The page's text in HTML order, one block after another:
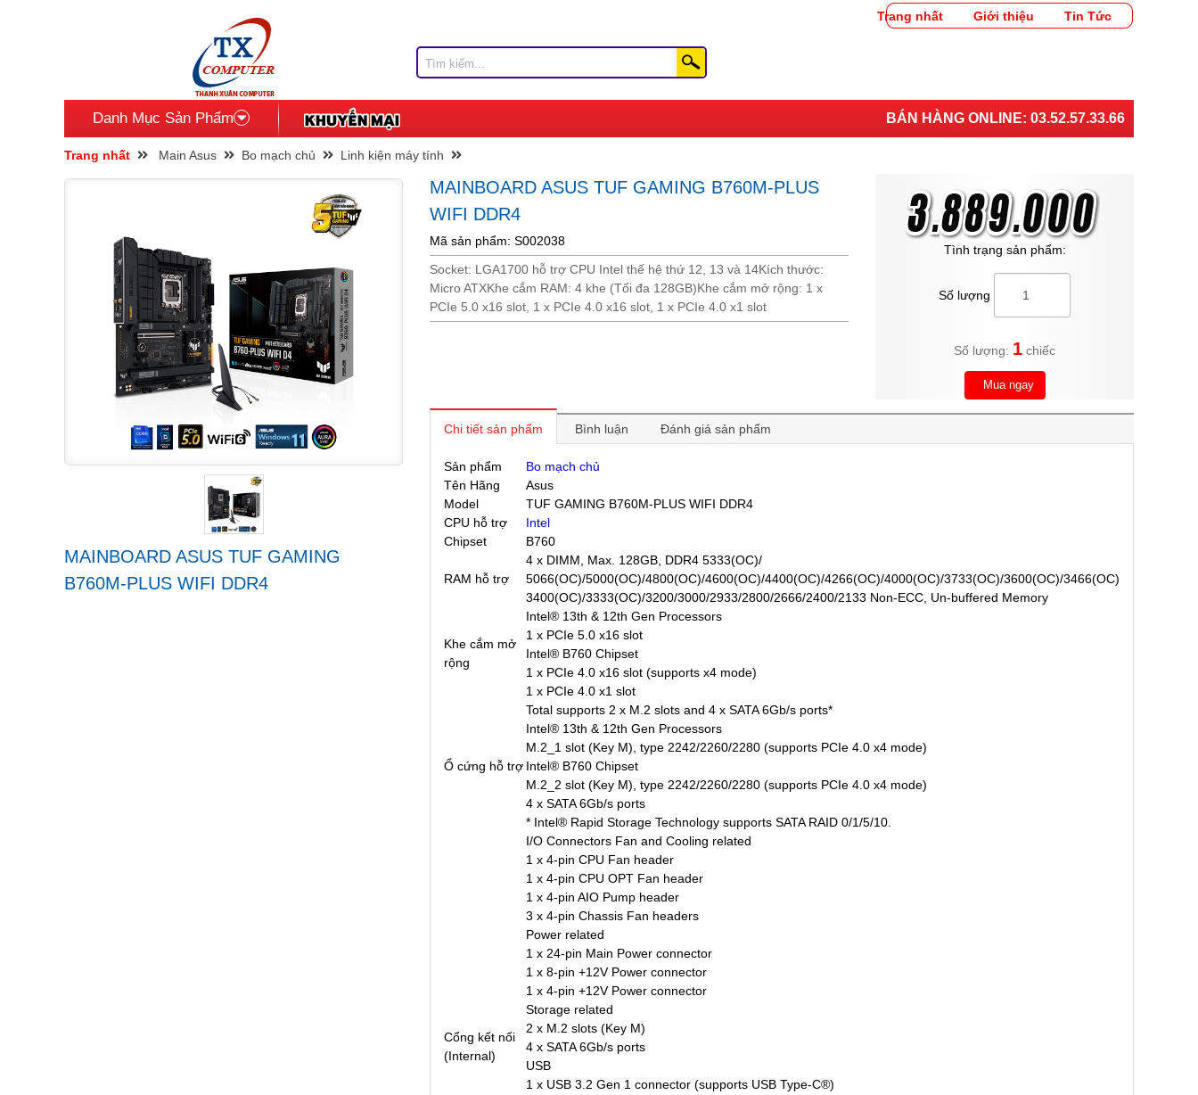
Trang nhất Giới thiệu Tin Tức
Danh Mục Sản Phẩm BÁN HÀNG ONLINE: 03.52.57.33.66
Trang nhất Main Asus Bo mạch chủ Linh kiện máy tính
MAINBOARD ASUS TUF GAMING
B760M-PLUS WIFI DDR4
MAINBOARD ASUS TUF GAMING B760M-PLUS
WIFI DDR4
Mã sản phẩm: S002038
Socket: LGA1700 hỗ trợ CPU Intel thế hệ thứ 12, 13 và 14Kích thước:
Micro ATXKhe cắm RAM: 4 khe (Tối đa 128GB)Khe cắm mở rộng: 1 x
PCIe 5.0 x16 slot, 1 x PCIe 4.0 x16 slot, 1 x PCIe 4.0 x1 slot
Tình trạng sản phẩm:
Số lượng
Số lượng: 1 chiếc
Mua ngay
Chi tiết sản phẩm Bình luận Đánh giá sản phẩm
Sản phẩm
Bo mạch chủ
Tên Hãng
Asus
Model
TUF GAMING B760M-PLUS WIFI DDR4
CPU hỗ trợ
Intel
Chipset
B760
RAM hỗ trợ
4 x DIMM, Max. 128GB, DDR4 5333(OC)/
5066(OC)/5000(OC)/4800(OC)/4600(OC)/4400(OC)/4266(OC)/4000(OC)/3733(OC)/3600(OC)/3466(OC)
3400(OC)/3333(OC)/3200/3000/2933/2800/2666/2400/2133 Non-ECC, Un-buffered Memory
Khe cắm mở
rộng
Intel® 13th & 12th Gen Processors
1 x PCIe 5.0 x16 slot
Intel® B760 Chipset
1 x PCIe 4.0 x16 slot (supports x4 mode)
1 x PCIe 4.0 x1 slot
Ổ cứng hỗ trợ
Total supports 2 x M.2 slots and 4 x SATA 6Gb/s ports*
Intel® 13th & 12th Gen Processors
M.2_1 slot (Key M), type 2242/2260/2280 (supports PCIe 4.0 x4 mode)
Intel® B760 Chipset
M.2_2 slot (Key M), type 2242/2260/2280 (supports PCIe 4.0 x4 mode)
4 x SATA 6Gb/s ports
* Intel® Rapid Storage Technology supports SATA RAID 0/1/5/10.
Cổng kết nối
(Internal)
I/O Connectors Fan and Cooling related
1 x 4-pin CPU Fan header
1 x 4-pin CPU OPT Fan header
1 x 4-pin AIO Pump header
3 x 4-pin Chassis Fan headers
Power related
1 x 24-pin Main Power connector
1 x 8-pin +12V Power connector
1 x 4-pin +12V Power connector
Storage related
2 x M.2 slots (Key M)
4 x SATA 6Gb/s ports
USB
1 x USB 3.2 Gen 1 connector (supports USB Type-C®)